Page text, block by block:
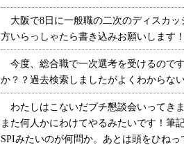
大阪で8日に一般職の二次のディスカッ
方いらっしゃたら書き込みお願いします
今度、総合職で一次選考を受けるので
か？？過去検索しましたがよくわからな
わたしはこないだプチ懇談会いってき
また何人かにわけてやるみたいです！
SPIみたいのが何問か。あとは頭をひね